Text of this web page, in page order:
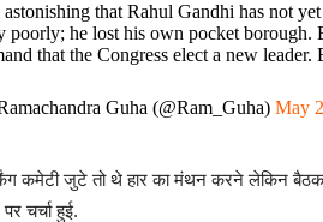
that Rahul Gandhi has not
poorly; he lost his own pocket borough.
that the Congress elect a new leader.
Guha (@Ram_Guha) May
कमेटी जुटे तो थे हार का मंथन करने लेकिन
चर्चा हुई.